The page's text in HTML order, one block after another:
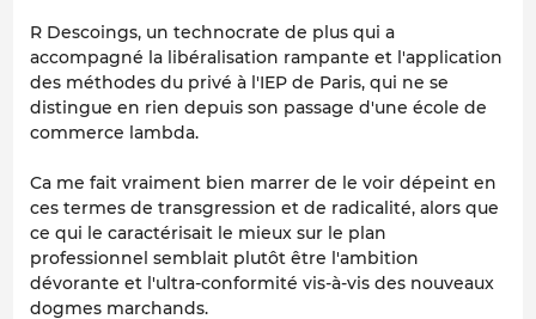
R Descoings, un technocrate de plus qui a
accompagné la libéralisation rampante et l'application
des méthodes du privé à l'IEP de Paris, qui ne se
distingue en rien depuis son passage d'une école de
commerce lambda.
Ca me fait vraiment bien marrer de le voir dépeint en
ces termes de transgression et de radicalité, alors que
ce qui le caractérisait le mieux sur le plan
professionnel semblait plutôt être l'ambition
dévorante et l'ultra-conformité vis-à-vis des nouveaux
dogmes marchands.